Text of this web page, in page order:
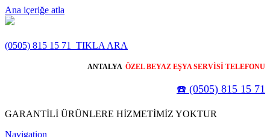
Ana içeriğe atla
(0505) 815 15 71 TIKLA ARA
ANTALYA ÖZEL BEYAZ EŞYA SERVİSİ TELEFONU
☎️ (0505) 815 15 71
GARANTİLİ ÜRÜNLERE HİZMETİMİZ YOKTUR
Navigation